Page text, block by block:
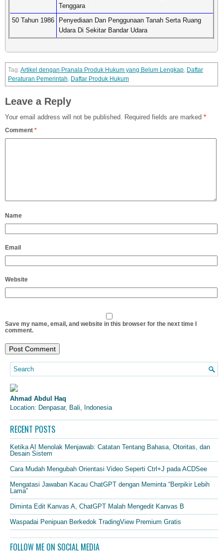
Tenggara
50 Tahun 1986
Penyediaan Dan Penggunaan Tanah Serta Ruang
Udara Di Sekitar Bandar Udara
Artikel dengan Pranala Produk Hukum yang Belum Lengkap, Daftar
Peraturan Pemerintah, Daftar Produk Hukum
Leave a Reply
Your email address will not be published. Required fields are marked *
Comment *
Name
Email
Website
Save my name, email, and website in this browser for the next time I
comment.
Ahmad Abdul Haq
Location: Denpasar, Bali, Indonesia
RECENT POSTS
Ketika AI Menolak Menjawab: Catatan Tentang Bahasa, Otoritas, dan
Desain Sistem
Cara Mudah Mengubah Orientasi Video Seperti Ctrl+J pada ACDSee
Mengatasi Jawaban Kacau ChatGPT dengan Meminta “Berpikir Lebih
Lama”
Diminta Edit Kanvas A, ChatGPT Malah Mengedit Kanvas B
Waspadai Penipuan Berkedok TradingView Premium Gratis
FOLLOW ME ON SOCIAL MEDIA